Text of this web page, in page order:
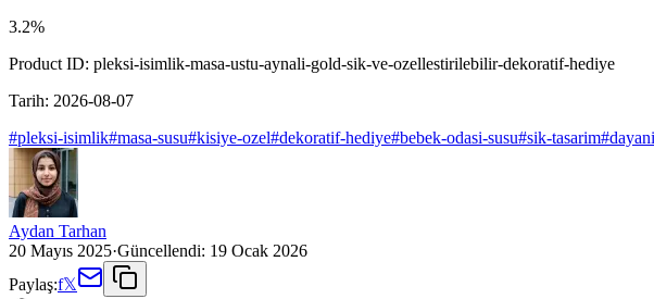
3.2%
Product ID: pleksi-isimlik-masa-ustu-aynali-gold-sik-ve-ozellestirilebilir-dekoratif-hediye
Tarih: 2026-08-07
#pleksi-isimlik#masa-susu#kisiye-ozel#dekoratif-hediye#bebek-odasi-susu#sik-tasarim#
Aydan Tarhan
20 Mayıs 2025·Güncellendi: 19 Ocak 2026
Paylaş:f𝕏